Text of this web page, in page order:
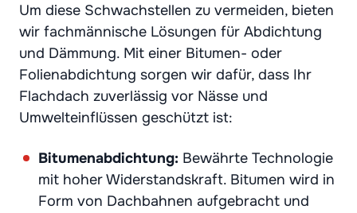
Um diese Schwachstellen zu vermeiden, bieten
wir fachmännische Lösungen für Abdichtung
und Dämmung. Mit einer Bitumen- oder
Folienabdichtung sorgen wir dafür, dass Ihr
Flachdach zuverlässig vor Nässe und
Umwelteinflüssen geschützt ist:
Bitumenabdichtung: Bewährte Technologie
mit hoher Widerstandskraft. Bitumen wird in
Form von Dachbahnen aufgebracht und